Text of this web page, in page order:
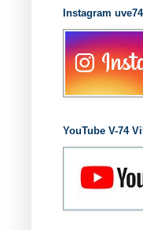
Instagram uve74
YouTube V-74